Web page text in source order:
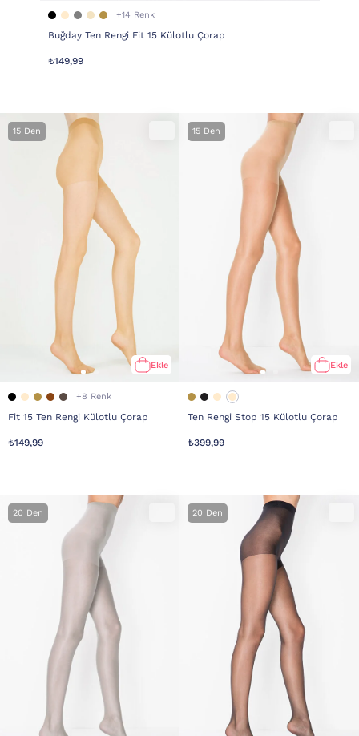
+14 Renk
Buğday Ten Rengi Fit 15 Külotlu Çorap
₺149,99
15 Den
Ekle
+8 Renk
Fit 15 Ten Rengi Külotlu Çorap
₺149,99
15 Den
Ekle
Ten Rengi Stop 15 Külotlu Çorap
₺399,99
20 Den 20 Den